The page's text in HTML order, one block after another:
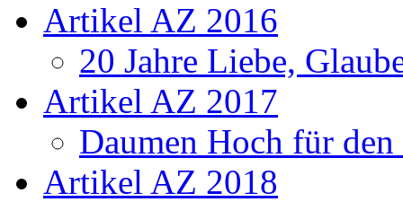
Artikel AZ 2016
20 Jahre Liebe,
Artikel AZ 2017
Daumen Hoch für
Artikel AZ 2018